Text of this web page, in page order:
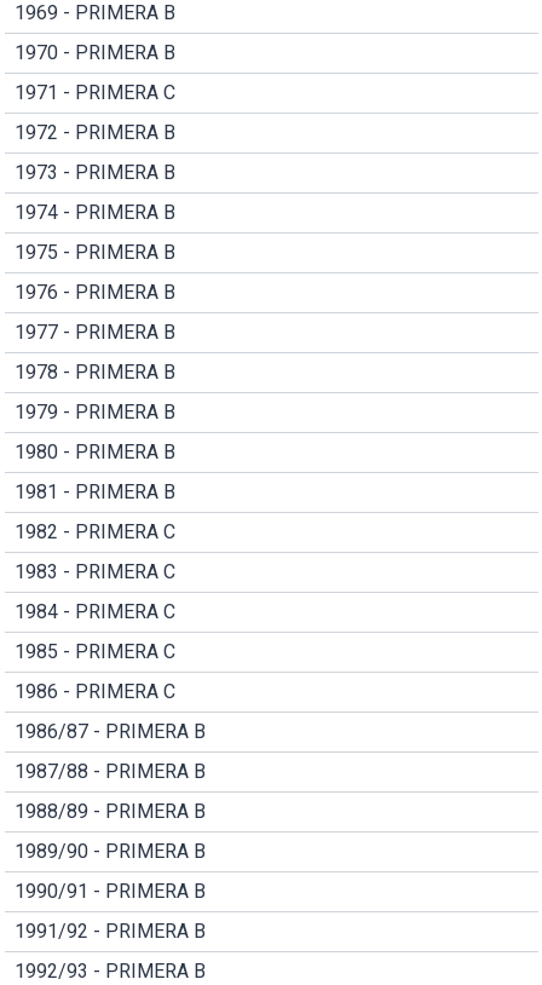
1969 - PRIMERA B
1970 - PRIMERA B
1971 - PRIMERA C
1972 - PRIMERA B
1973 - PRIMERA B
1974 - PRIMERA B
1975 - PRIMERA B
1976 - PRIMERA B
1977 - PRIMERA B
1978 - PRIMERA B
1979 - PRIMERA B
1980 - PRIMERA B
1981 - PRIMERA B
1982 - PRIMERA C
1983 - PRIMERA C
1984 - PRIMERA C
1985 - PRIMERA C
1986 - PRIMERA C
1986/87 - PRIMERA B
1987/88 - PRIMERA B
1988/89 - PRIMERA B
1989/90 - PRIMERA B
1990/91 - PRIMERA B
1991/92 - PRIMERA B
1992/93 - PRIMERA B